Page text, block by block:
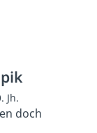
Jh.
doch